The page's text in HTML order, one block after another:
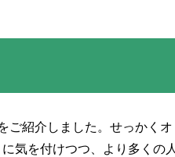
ご紹介しました。せっかく
気を付けつつ、より多くの